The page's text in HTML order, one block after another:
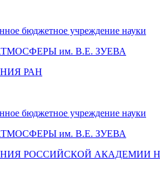
бюджетное учреждение науки
им. В.Е. ЗУЕВА
РАН
бюджетное учреждение науки
им. В.Е. ЗУЕВА
РОССИЙСКОЙ АКАДЕМИИ